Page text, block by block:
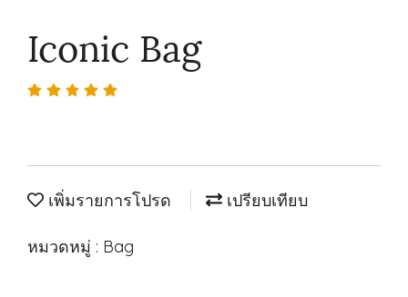
Iconic Bag
เพิ่มรายการโปรด เปรียบเทียบ
หมวดหมู่ : Bag